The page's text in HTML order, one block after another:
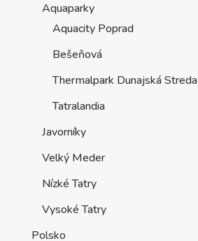
Aquaparky
Aquacity Poprad
Bešeňová
Thermalpark Dunajská Streda
Tatralandia
Javorníky
Velký Meder
Nízké Tatry
Vysoké Tatry
Polsko